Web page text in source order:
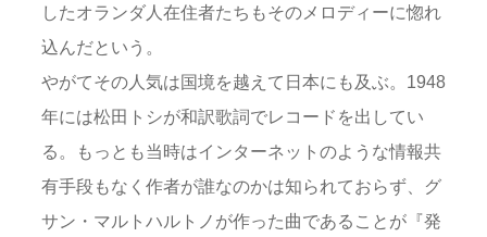
したオランダ人在住者たちもそのメロディーに惚れ
込んだという。
やがてその人気は国境を越えて日本にも及ぶ。1948
年には松田トシが和訳歌詞でレコードを出してい
る。もっとも当時はインターネットのような情報共
有手段もなく作者が誰なのかは知られておらず、グ
サン・マルトハルトノが作った曲であることが『発